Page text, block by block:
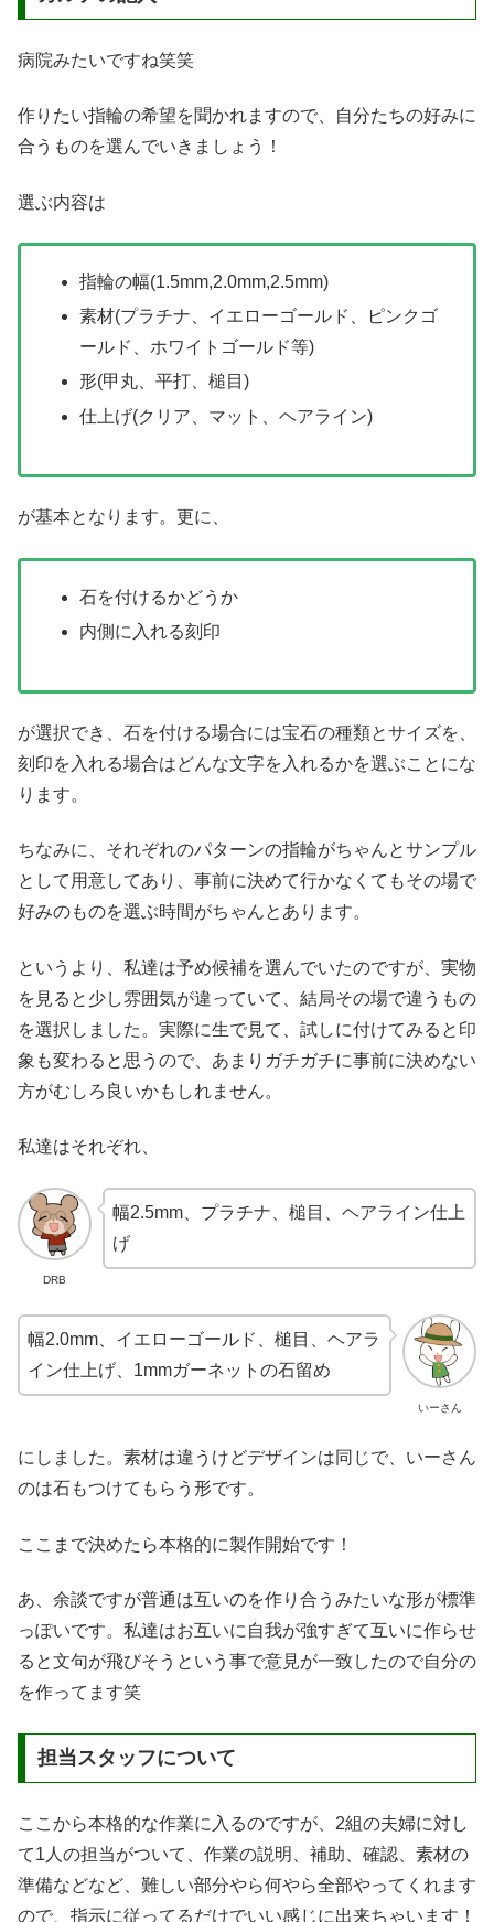
病院みたいですね笑笑
作りたい指輪の希望を聞かれますので、自分たちの好みに
合うものを選んでいきましょう！
選ぶ内容は
指輪の幅(1.5mm,2.0mm,2.5mm)
素材(プラチナ、イエローゴールド、ピンクゴ
ールド、ホワイトゴールド等)
形(甲丸、平打、槌目)
仕上げ(クリア、マット、ヘアライン)
が基本となります。更に、
石を付けるかどうか
内側に入れる刻印
が選択でき、石を付ける場合には宝石の種類とサイズを、
刻印を入れる場合はどんな文字を入れるかを選ぶことにな
ります。
ちなみに、それぞれのパターンの指輪がちゃんとサンプル
として用意してあり、事前に決めて行かなくてもその場で
好みのものを選ぶ時間がちゃんとあります。
というより、私達は予め候補を選んでいたのですが、実物
を見ると少し雰囲気が違っていて、結局その場で違うもの
を選択しました。実際に生で見て、試しに付けてみると印
象も変わると思うので、あまりガチガチに事前に決めない
方がむしろ良いかもしれません。
私達はそれぞれ、
DRB
幅2.5mm、プラチナ、槌目、ヘアライン仕上
げ
いーさん
幅2.0mm、イエローゴールド、槌目、ヘアラ
イン仕上げ、1mmガーネットの石留め
にしました。素材は違うけどデザインは同じで、いーさん
のは石もつけてもらう形です。
ここまで決めたら本格的に製作開始です！
あ、余談ですが普通は互いのを作り合うみたいな形が標準
っぽいです。私達はお互いに自我が強すぎて互いに作らせ
ると文句が飛びそうという事で意見が一致したので自分の
を作ってます笑
担当スタッフについて
ここから本格的な作業に入るのですが、2組の夫婦に対し
て1人の担当がついて、作業の説明、補助、確認、素材の
準備などなど、難しい部分やら何やら全部やってくれます
ので、指示に従ってるだけでいい感じに出来ちゃいます！